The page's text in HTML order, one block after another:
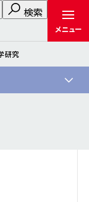
検索
メニュー
研究